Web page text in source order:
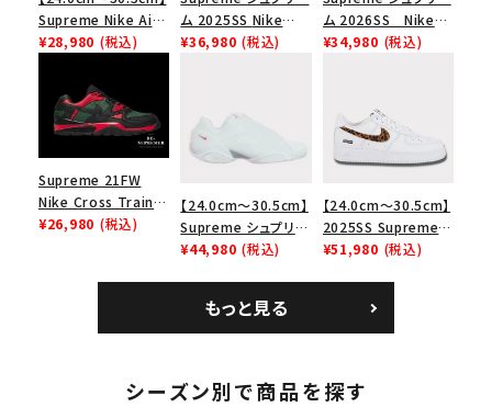
Supreme Nike Air
Force 1 Low シュプ
ース１スニーカー シ
ューズ ホワイト
¥28,980 (税込)
ム 2025SS Nike
Leather Shoulder
¥36,980 (税込)
ム 2026SS Nike
SB Air Max 2 CB 94
ロー SP ホワイト
¥34,980 (税込)
Supreme 21FW
Nike Cross Trainer
Low ナイキクロスト
¥26,980 (税込)
【24.0cm～30.5cm】
Supreme シュプリー
ム 2023AW Nike
カー ホワイト 白
¥44,980 (税込)
【24.0cm～30.5cm】
2025SS Supreme
GOODENOUGH
ムグッドイナフ ナイキ
エアフォース１スニー
ト
¥51,980 (税込)
もっと見る
シーズン別で商品を探す